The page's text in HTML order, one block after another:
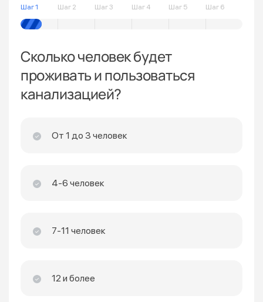
Шаг 1 Шаг 2 Шаг 3 Шаг 4 Шаг 5 Шаг 6
Сколько человек будет
проживать и пользоваться
канализацией?
От 1 до 3 человек
4-6 человек
7-11 человек
12 и более